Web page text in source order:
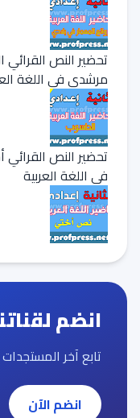
تحضير النص القرائي
مرشدي في اللغة
تحضير النص
في اللغة العربية
انضم
تابع آخر المستجدات
انضم الآن